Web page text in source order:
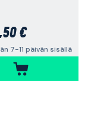
€
7-11 päivän sisällä